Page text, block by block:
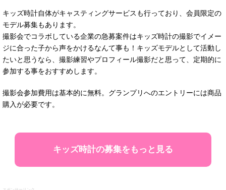
キッズ時計自体がキャスティングサービスも行っており、会員限定の
モデル募集もあります。
撮影会でコラボしている企業の急募案件はキッズ時計の撮影でイメー
ジに合った子から声をかけるなんて事も！キッズモデルとして活動し
たいと思うなら、撮影練習やプロフィール撮影だと思って、定期的に
参加する事をおすすめします。
撮影会参加費用は基本的に無料。グランプリへのエントリーには商品
購入が必要です。
キッズ時計の募集をもっと見る